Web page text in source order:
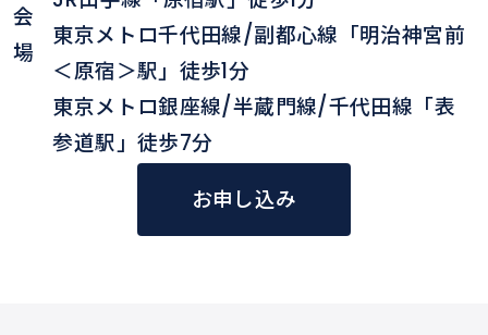
会
場
東京メトロ千代田線/副都心線「明治神宮前
＜原宿＞駅」徒歩1分
東京メトロ銀座線/半蔵門線/千代田線「表
参道駅」徒歩7分
お申し込み